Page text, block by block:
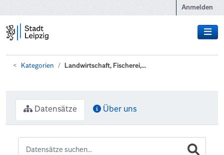
Anmelden
Kategorien Landwirtschaft, Fischerei,...
Datensätze Über uns